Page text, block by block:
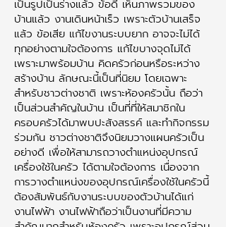
เป็นรูปเป็นร่างแล้ว ข้อดี เห็นภาพรวมของ
บ้านแล้ว งานเดินหน้าเร็ว เพราะตัวบ้านเสร็จ
แล้ว ข้อเสีย แก้ไขงานระบบยาก อาจจะไม่ได้
ทุกอย่างตามใจต้องการ แก้ไขบางจุดไม่ได้
เพราะมาพร้อมบ้าน คิดครัวก่อนหรือระหว่าง
สร้างบ้าน ลักษณะนี้เป็นที่นิยม โดยเฉพาะ
สำหรับชาวต่างชาติ เพราะห้องครัวนั้น ถือว่า
เป็นส่วนสำคัญในบ้าน เป็นที่ที่ให้สมาชิกใน
ครอบครัวได้มาพบปะสังสรรค์ และทำกิจกรรม
ร่วมกัน ชาวต่างชาติจึงนิยมวางแผนครัวเป็น
อย่างดี เพื่อให้สามารถวางตำแหน่งอุปกรณ์
เครื่องใช้ในครัว ได้ตามใจต้องการ เนื่องจาก
การวางตำแหน่งของอุปกรณ์เครื่องใช้ในครัวนี้
ต้องสัมพันธ์กับงานระบบของตัวบ้านได้แก่
งานไฟฟ้า งานไฟฟ้าถือว่าเป็นงานที่มีความ